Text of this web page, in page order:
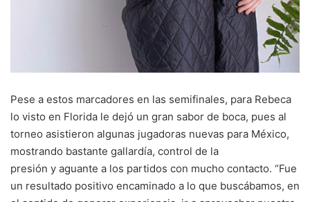
Pese a estos marcadores en las semifinales, para Rebeca
lo visto en Florida le dejó un gran sabor de boca, pues al
torneo asistieron algunas jugadoras nuevas para México,
mostrando bastante gallardía, control de la
presión y aguante a los partidos con mucho contacto. “Fue
un resultado positivo encaminado a lo que buscábamos, en